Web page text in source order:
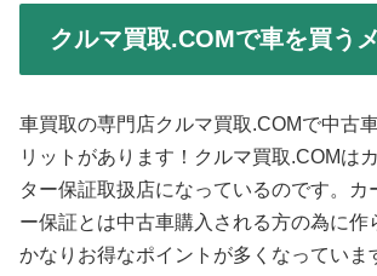
クルマ買取.COMで車を買う
車買取の専門店クルマ買取.COMで中古
リットがあります！クルマ買取.COMは
ター保証取扱店になっているのです。カ
ー保証とは中古車購入される方の為に作
かなりお得なポイントが多くなっていま